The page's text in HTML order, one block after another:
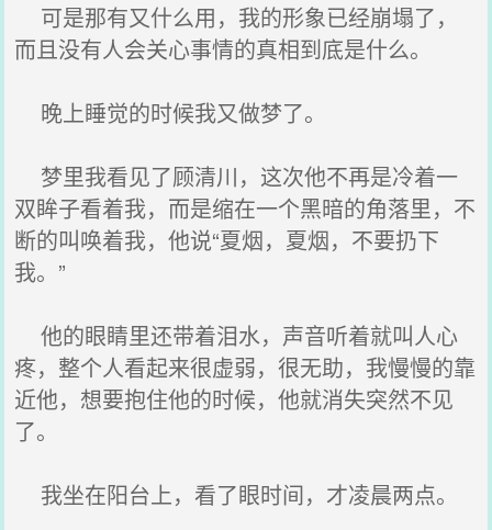
可是那有又什么用，我的形象已经崩塌了，
而且没有人会关心事情的真相到底是什么。
晚上睡觉的时候我又做梦了。
梦里我看见了顾清川，这次他不再是冷着一
双眸子看着我，而是缩在一个黑暗的角落里，不
断的叫唤着我，他说“夏烟，夏烟，不要扔下
我。”
他的眼睛里还带着泪水，声音听着就叫人心
疼，整个人看起来很虚弱，很无助，我慢慢的靠
近他，想要抱住他的时候，他就消失突然不见
了。
我坐在阳台上，看了眼时间，才凌晨两点。